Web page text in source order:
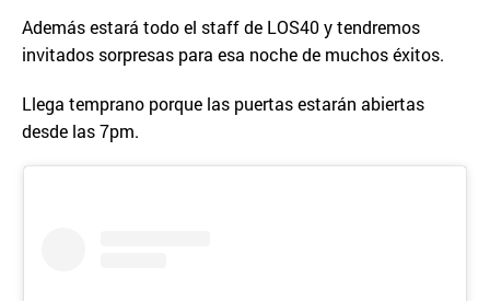
Además estará todo el staff de LOS40 y tendremos
invitados sorpresas para esa noche de muchos éxitos.
Llega temprano porque las puertas estarán abiertas
desde las 7pm.